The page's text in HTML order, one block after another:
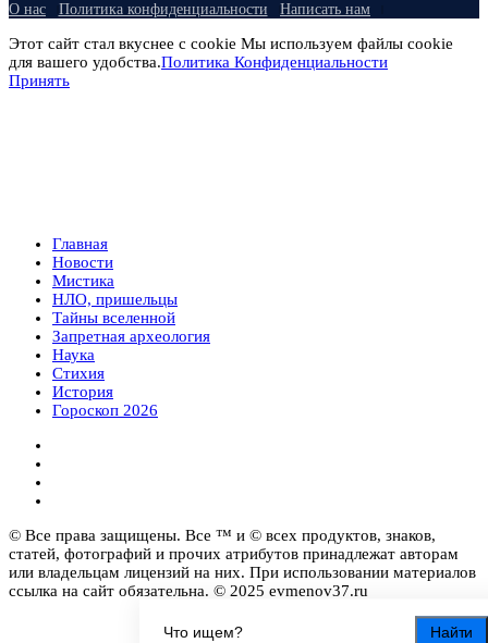
Найти
О нас Политика конфиденциальности Написать нам
Этот сайт стал вкуснее с cookie Мы используем файлы cookie
для вашего удобства.Политика Конфиденциальности
Принять
Главная
Новости
Мистика
НЛО, пришельцы
Тайны вселенной
Запретная археология
Наука
Стихия
История
Гороскоп 2026
© Все права защищены. Все ™ и © всех продуктов, знаков,
статей, фотографий и прочих атрибутов принадлежат авторам
или владельцам лицензий на них. При использовании материалов
ссылка на сайт обязательна. © 2025 evmenov37.ru